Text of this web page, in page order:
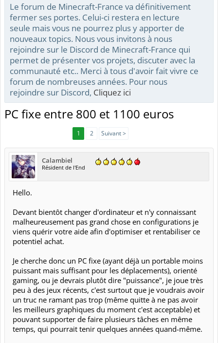
Le forum de Minecraft-France va définitivement
fermer ses portes. Celui-ci restera en lecture
seule mais vous ne pourrez plus y apporter de
nouveaux topics. Nous vous invitons à nous
rejoindre sur le Discord de Minecraft-France qui
permet de présenter vos projets, discuter avec la
communauté etc.. Merci à tous d'avoir fait vivre ce
forum de nombreuses années. Pour nous
rejoindre sur Discord, Cliquez ici
PC fixe entre 800 et 1100 euros
1 2 Suivant >
Calambiel
Résident de l'End
Hello.
Devant bientôt changer d'ordinateur et n'y connaissant
malheureusement pas grand chose en configurations je
viens quérir votre aide afin d'optimiser et rentabiliser ce
potentiel achat.
Je cherche donc un PC fixe (ayant déjà un portable moins
puissant mais suffisant pour les déplacements), orienté
gaming, ou je devrais plutôt dire "puissance", je joue très
peu à des jeux récents, c'est surtout que je voudrais avoir
un truc ne ramant pas trop (même quitte à ne pas avoir
les meilleurs graphiques du moment c'est acceptable) et
pouvant supporter de faire plusieurs tâches en même
temps, qui pourrait tenir quelques années quand-même.